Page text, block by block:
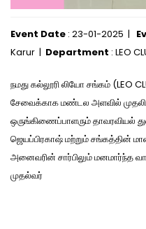
Event Date : 23-01-2025 |
Karur | Department : LEO
நமது கல்லூரி லியோ சங்கம் (LEO
சேவைக்காக மண்டல அளவில்
ஒருங்கிணைப்பாளரும் தாவரவியல்
ஜெயப்பிரகாஷ் மற்றும் சங்கத்தின்
அனைவரின் சார்பிலும் மனமார்ந்த
முதல்வர்